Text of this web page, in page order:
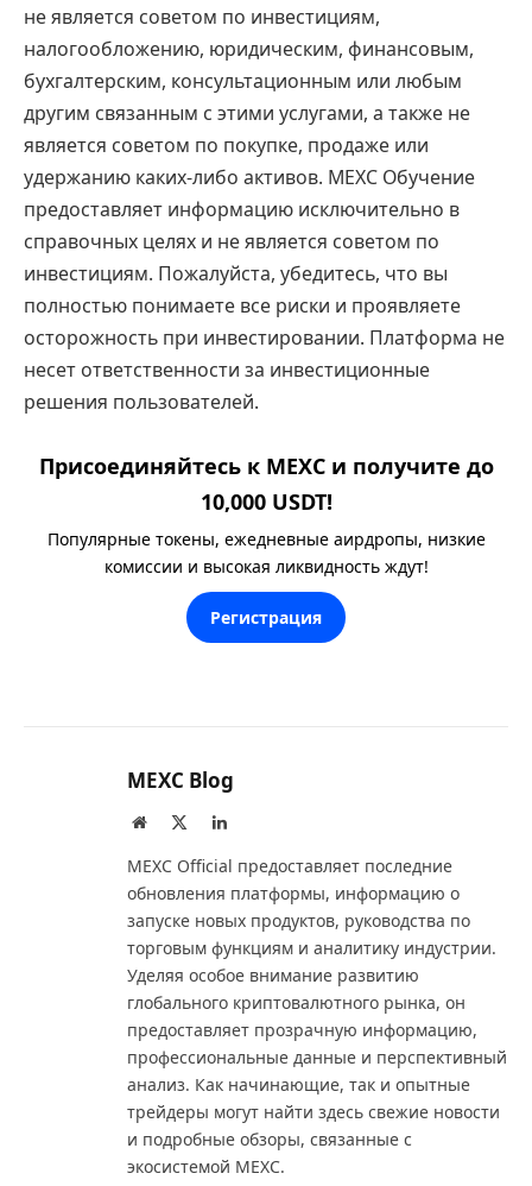
не является советом по инвестициям,
налогообложению, юридическим, финансовым,
бухгалтерским, консультационным или любым
другим связанным с этими услугами, а также не
является советом по покупке, продаже или
удержанию каких-либо активов. MEXC Обучение
предоставляет информацию исключительно в
справочных целях и не является советом по
инвестициям. Пожалуйста, убедитесь, что вы
полностью понимаете все риски и проявляете
осторожность при инвестировании. Платформа не
несет ответственности за инвестиционные
решения пользователей.
Присоединяйтесь к MEXC и получите до
10,000 USDT!
Популярные токены, ежедневные аирдропы, низкие
комиссии и высокая ликвидность ждут!
Регистрация
MEXC Blog
Website LinkedIn
MEXC Official предоставляет последние
обновления платформы, информацию о
запуске новых продуктов, руководства по
торговым функциям и аналитику индустрии.
Уделяя особое внимание развитию
глобального криптовалютного рынка, он
предоставляет прозрачную информацию,
профессиональные данные и перспективный
анализ. Как начинающие, так и опытные
трейдеры могут найти здесь свежие новости
и подробные обзоры, связанные с
экосистемой MEXC.